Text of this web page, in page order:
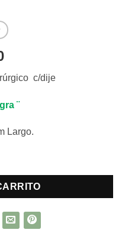
c/dije
¨
Largo.